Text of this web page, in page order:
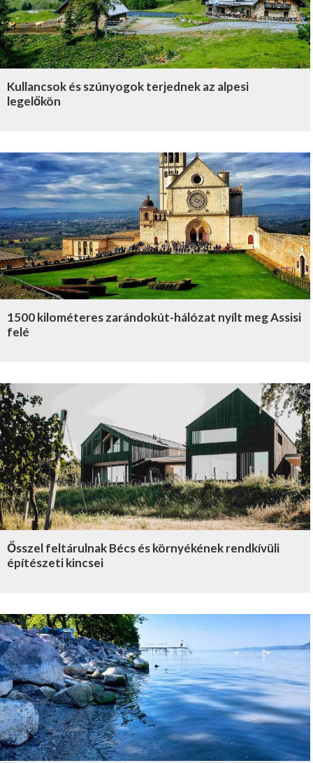
Kullancsok és szúnyogok terjednek az alpesi
legelőkön
1500 kilométeres zarándokút-hálózat nyílt meg Assisi
felé
Ősszel feltárulnak Bécs és környékének rendkívüli
építészeti kincsei